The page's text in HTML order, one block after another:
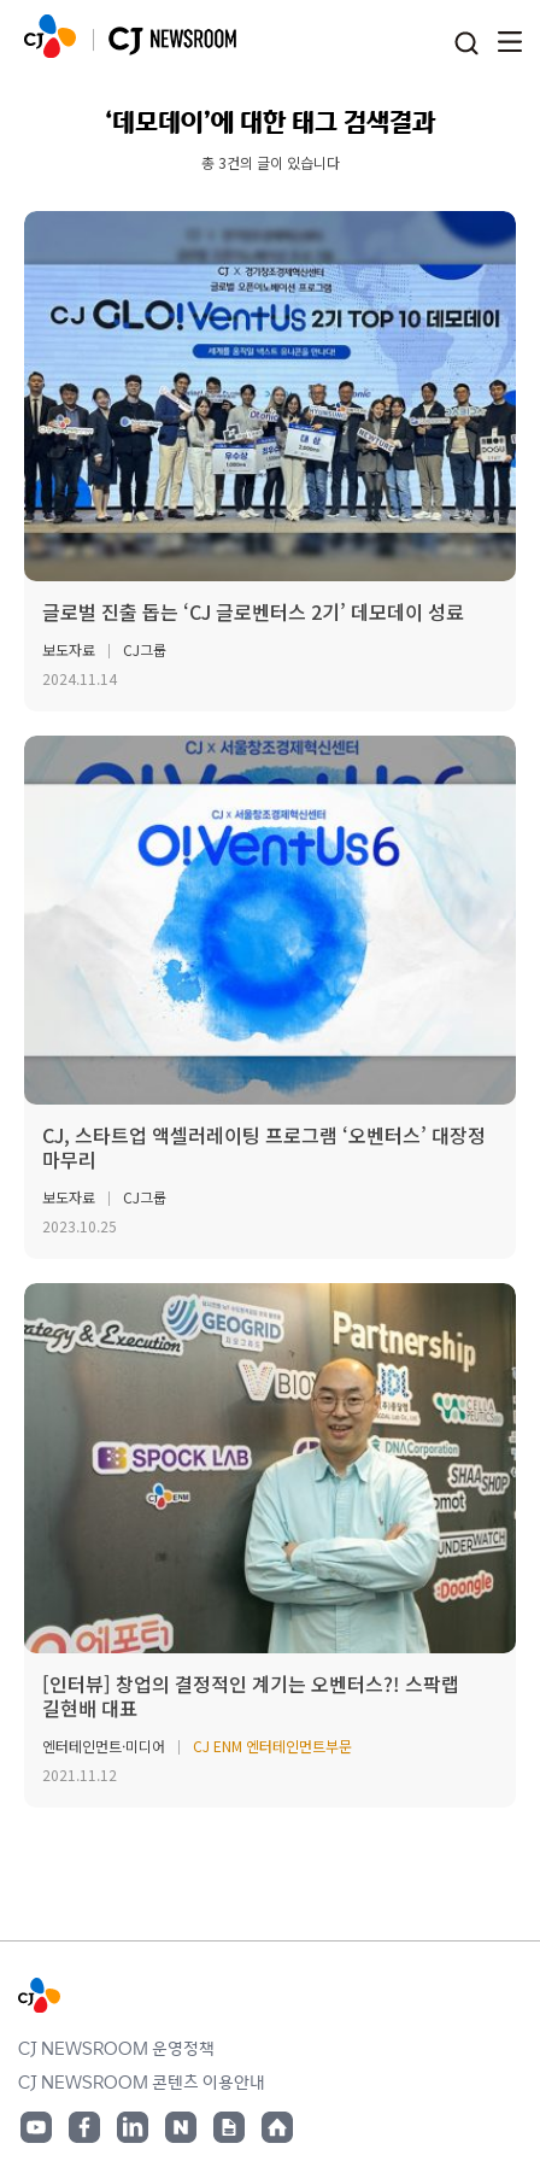
‘데모데이’에 대한 태그 검색결과
총 3건의 글이 있습니다
글로벌 진출 돕는 ‘CJ 글로벤터스 2기’ 데모데이 성료
보도자료
CJ그룹
2024.11.14
CJ, 스타트업 액셀러레이팅 프로그램 ‘오벤터스’ 대장정
마무리
보도자료
CJ그룹
2023.10.25
[인터뷰] 창업의 결정적인 계기는 오벤터스?! 스팍랩
길현배 대표
엔터테인먼트·미디어
CJ ENM 엔터테인먼트부문
2021.11.12
CJ NEWSROOM 운영정책
CJ NEWSROOM 콘텐츠 이용안내